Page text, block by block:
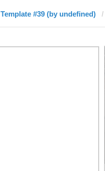
Template #39 (by undefined)